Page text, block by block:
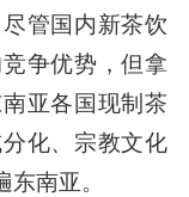
管国内新茶饮
争优势，但拿
亚各国现制茶
化、宗教文化
南亚。